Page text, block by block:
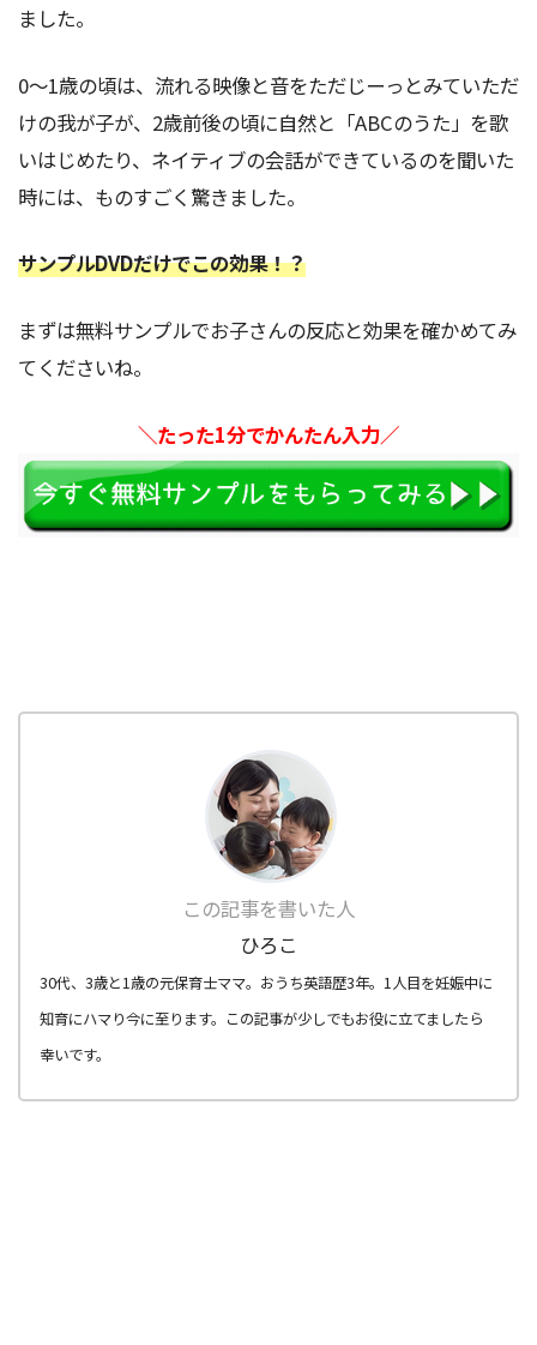
ました。
0～1歳の頃は、流れる映像と音をただじーっとみていただ
けの我が子が、2歳前後の頃に自然と「ABCのうた」を歌
いはじめたり、ネイティブの会話ができているのを聞いた
時には、ものすごく驚きました。
サンプルDVDだけでこの効果！？
まずは無料サンプルでお子さんの反応と効果を確かめてみ
てくださいね。
＼たった1分でかんたん入力／
この記事を書いた人
ひろこ
30代、3歳と1歳の元保育士ママ。おうち英語歴3年。1人目を妊娠中に
知育にハマり今に至ります。この記事が少しでもお役に立てましたら
幸いです。